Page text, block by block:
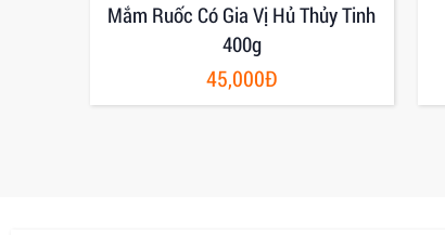
Mắm Ruốc Có Gia Vị Hủ Thủy Tinh
400g
45,000Đ